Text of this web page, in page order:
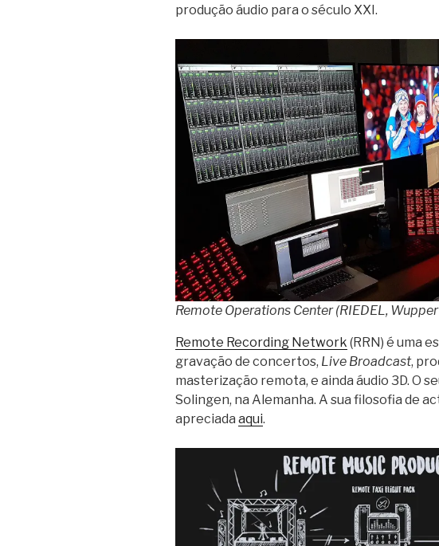
produção áudio para o século XXI.
Remote Operations Center (RIEDEL,
Remote Recording Network (RRN) é uma
gravação de concertos, Live Broadcast,
masterização remota, e ainda áudio 3D. O
Solingen, na Alemanha. A sua filosofia de
apreciada aqui.